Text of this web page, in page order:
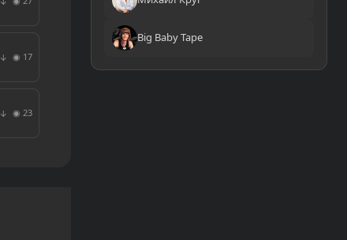
Big Baby Tape
↓ ◉ 17
↓ ◉ 23